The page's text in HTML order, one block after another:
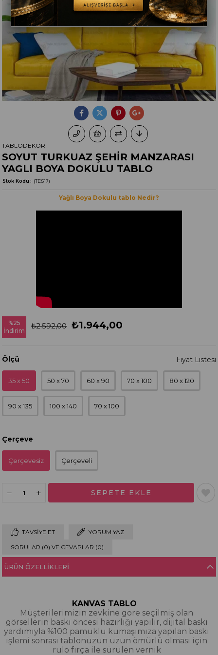
SOYUT TURKUAZ ŞEHİR MANZARASI
YAGLI BOYA DOKULU TABLO
(TD517)
Stok Kodu
TABLODEKOR
Yağlı Boya Dokulu tablo Nedir?
%25
İndirim
₺2.592,00 ₺1.944,00
Ölçü
35 x 50 50 x 70 60 x 90 70 x 100 80 x 120
90 x 135 100 x 140 70 x 100
Çerçeve
Çerçevesiz Çerçeveli
TAVSIYE ET YORUM YAZ
SORULAR (0) VE CEVAPLAR (0)
ÜRÜN ÖZELLIKLERI
KANVAS TABLO
Müşterilerimizin zevkine göre seçilmiş olan
görsellerin baskı öncesi hazırlığı yapılır, dijital baskı
yardımıyla %100 pamuklu kumaşımıza yapılan baskı
işlemi sonrası tablonuzun uzun ömürlü olması için
rulo fırça ile sürülen vernik